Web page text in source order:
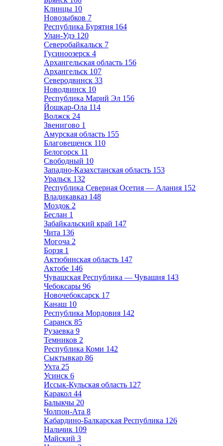
Клинцы 10
Новозыбков 7
Республика Бурятия 164
Улан-Удэ 120
Северобайкальск 7
Гусиноозерск 4
Архангельская область 156
Архангельск 107
Северодвинск 33
Новодвинск 10
Республика Марий Эл 156
Йошкар-Ола 114
Волжск 24
Звенигово 1
Амурская область 155
Благовещенск 110
Белогорск 11
Свободный 10
Западно-Казахстанская область 153
Уральск 132
Республика Северная Осетия — Алания 152
Владикавказ 148
Моздок 2
Беслан 1
Забайкальский край 147
Чита 136
Могоча 2
Борзя 1
Актюбинская область 147
Актобе 146
Чувашская Республика — Чувашия 143
Чебоксары 96
Новочебоксарск 17
Канаш 10
Республика Мордовия 142
Саранск 85
Рузаевка 9
Темников 2
Республика Коми 142
Сыктывкар 86
Ухта 25
Усинск 6
Иссык-Кульская область 127
Каракол 44
Балыкчы 20
Чолпон-Ата 8
Кабардино-Балкарская Республика 126
Нальчик 109
Майский 3